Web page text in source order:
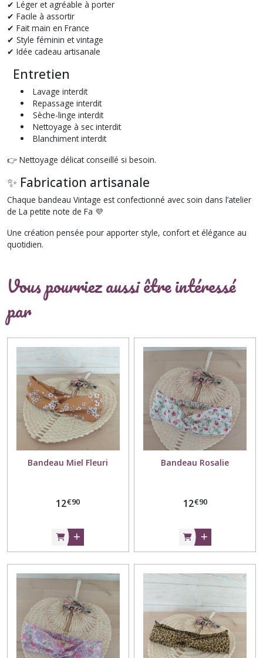
✔ Léger et agréable à porter
✔ Facile à assortir
✔ Fait main en France
✔ Style féminin et vintage
✔ Idée cadeau artisanale
Entretien
Lavage interdit
Repassage interdit
Sèche-linge interdit
Nettoyage à sec interdit
Blanchiment interdit
👉 Nettoyage délicat conseillé si besoin.
✨ Fabrication artisanale
Chaque bandeau Vintage est confectionné avec soin dans l’atelier
de La petite note de Fa 💜
Une création pensée pour apporter style, confort et élégance au
quotidien.
Vous pourriez aussi être intéressé
par
Bandeau Miel Fleuri
12€90
Bandeau Rosalie
12€90